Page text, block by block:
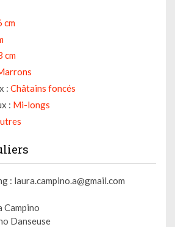
cm
cm
: Châtains foncés
: Mi-longs
: laura.campino.a@gmail.com
Campino
Danseuse